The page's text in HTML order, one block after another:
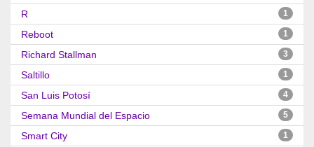
R 1
Reboot 1
Richard Stallman 3
Saltillo 1
San Luis Potosí 4
Semana Mundial del Espacio 5
Smart City 1